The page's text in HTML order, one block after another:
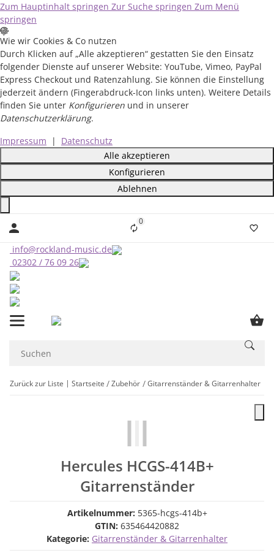
Zum Hauptinhalt springen Zur Suche springen Zum Menü
springen
Wie wir Cookies & Co nutzen
Durch Klicken auf „Alle akzeptieren“ gestatten Sie den Einsatz
folgender Dienste auf unserer Website: YouTube, Vimeo, PayPal
Express Checkout und Ratenzahlung. Sie können die Einstellung
jederzeit ändern (Fingerabdruck-Icon links unten). Weitere Details
finden Sie unter Konfigurieren und in unserer
Datenschutzerklärung.
Impressum
|
Datenschutz
Alle akzeptieren
Konfigurieren
Ablehnen
Close 0Liste ist leer
info@rockland-music.de
02302 / 76 09 26
Zurück zur Liste Startseite Zubehör Gitarrenständer & Gitarrenhalter
Hercules HCGS-414B+
Gitarrenständer
Artikelnummer: 5365-hcgs-414b+
GTIN: 635464420882
Kategorie: Gitarrenständer & Gitarrenhalter